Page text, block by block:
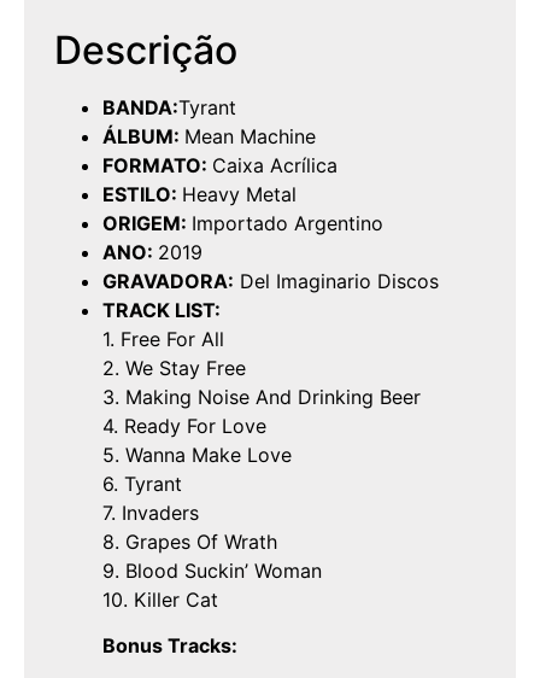
Descrição
BANDA:Tyrant
ÁLBUM: Mean Machine
FORMATO: Caixa Acrílica
ESTILO: Heavy Metal
ORIGEM: Importado Argentino
ANO: 2019
GRAVADORA: Del Imaginario Discos
TRACK LIST:
1. Free For All
2. We Stay Free
3. Making Noise And Drinking Beer
4. Ready For Love
5. Wanna Make Love
6. Tyrant
7. Invaders
8. Grapes Of Wrath
9. Blood Suckin’ Woman
10. Killer Cat
Bonus Tracks: